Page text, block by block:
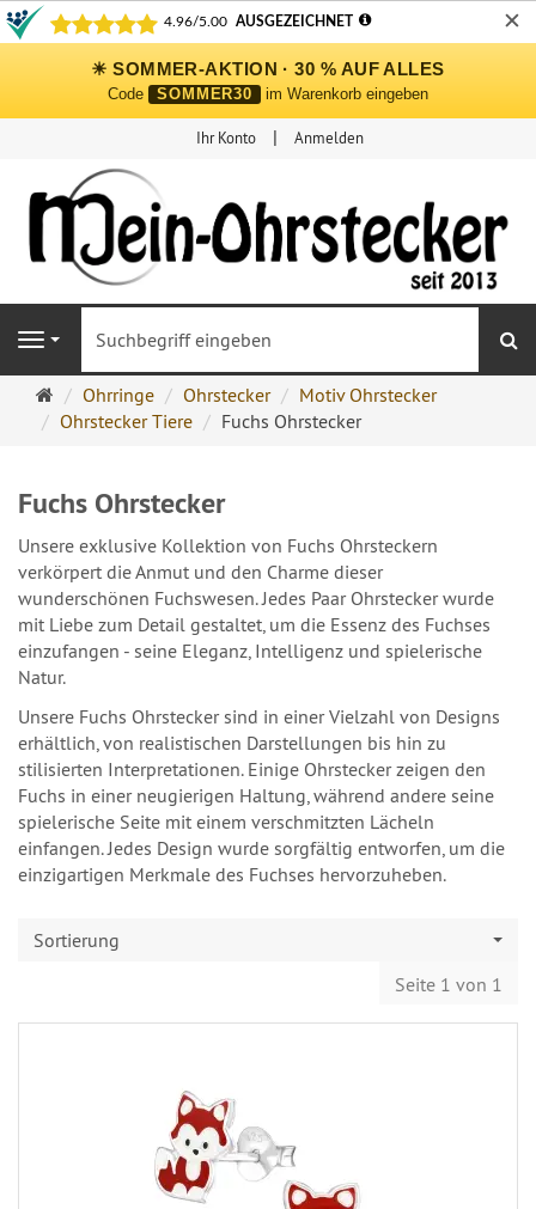
✕
☀ SOMMER-AKTION · 30 % AUF ALLES
Code SOMMER30 im Warenkorb eingeben
Ihr Konto Anmelden
Navigation
Ohrringe
Ohrstecker
Ohrringe Ohrstecker
Motiv Ohrstecker
Ohrstecker Tiere
Fuchs Ohrstecker
Fuchs Ohrstecker
Unsere exklusive Kollektion von Fuchs Ohrsteckern
verkörpert die Anmut und den Charme dieser
wunderschönen Fuchswesen. Jedes Paar Ohrstecker wurde
mit Liebe zum Detail gestaltet, um die Essenz des Fuchses
einzufangen - seine Eleganz, Intelligenz und spielerische
Natur.
Unsere Fuchs Ohrstecker sind in einer Vielzahl von Designs
erhältlich, von realistischen Darstellungen bis hin zu
stilisierten Interpretationen. Einige Ohrstecker zeigen den
Fuchs in einer neugierigen Haltung, während andere seine
spielerische Seite mit einem verschmitzten Lächeln
einfangen. Jedes Design wurde sorgfältig entworfen, um die
einzigartigen Merkmale des Fuchses hervorzuheben.
Sortierung
Seite 1 von 1